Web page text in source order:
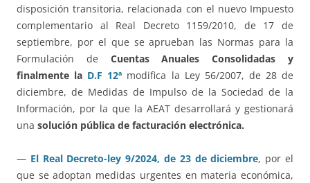
disposición transitoria, relacionada con el nuevo Impuesto
complementario al Real Decreto 1159/2010, de 17 de
septiembre, por el que se aprueban las Normas para la
Formulación de Cuentas Anuales Consolidadas y
finalmente la D.F 12ª modifica la Ley 56/2007, de 28 de
diciembre, de Medidas de Impulso de la Sociedad de la
Información, por la que la AEAT desarrollará y gestionará
una solución pública de facturación electrónica.
— El Real Decreto-ley 9/2024, de 23 de diciembre, por el
que se adoptan medidas urgentes en materia económica,